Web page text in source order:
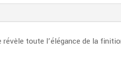
toute l’élégance de la